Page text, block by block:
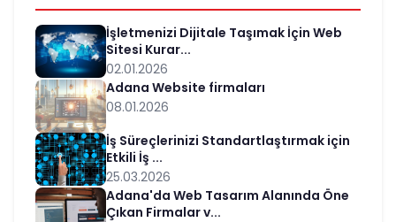
İşletmenizi Dijitale Taşımak İçin Web
Sitesi Kurar...
02.01.2026
Adana Website firmaları
08.01.2026
İş Süreçlerinizi Standartlaştırmak için
Etkili İş ...
25.03.2026
Adana'da Web Tasarım Alanında Öne
Çıkan Firmalar v...